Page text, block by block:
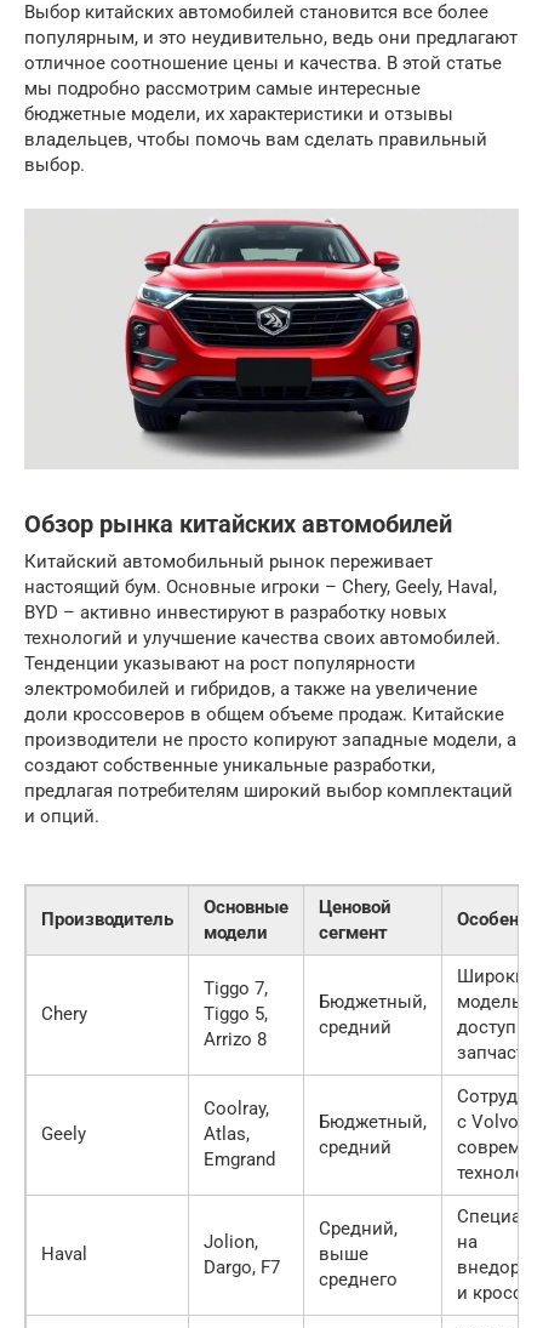
Выбор китайских автомобилей становится все более
популярным, и это неудивительно, ведь они предлагают
отличное соотношение цены и качества. В этой статье
мы подробно рассмотрим самые интересные
бюджетные модели, их характеристики и отзывы
владельцев, чтобы помочь вам сделать правильный
выбор.
Обзор рынка китайских автомобилей
Китайский автомобильный рынок переживает
настоящий бум. Основные игроки – Chery, Geely, Haval,
BYD – активно инвестируют в разработку новых
технологий и улучшение качества своих автомобилей.
Тенденции указывают на рост популярности
электромобилей и гибридов, а также на увеличение
доли кроссоверов в общем объеме продаж. Китайские
производители не просто копируют западные модели, а
создают собственные уникальные разработки,
предлагая потребителям широкий выбор комплектаций
и опций.
Производитель
Основные
модели
Ценовой
сегмент
Chery
Tiggo 7,
Tiggo 5,
Arrizo 8
Бюджетный,
средний
Широкий
запчастей
Geely
Coolray,
Atlas,
Emgrand
Бюджетный,
средний
с Volvo,
Haval
Jolion,
Dargo, F7
Средний,
выше
среднего
на
и